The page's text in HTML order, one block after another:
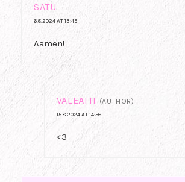
SATU
6.8.2024 AT 13:45
Aamen!
VALEÄITI (AUTHOR)
15.8.2024 AT 14:56
<3